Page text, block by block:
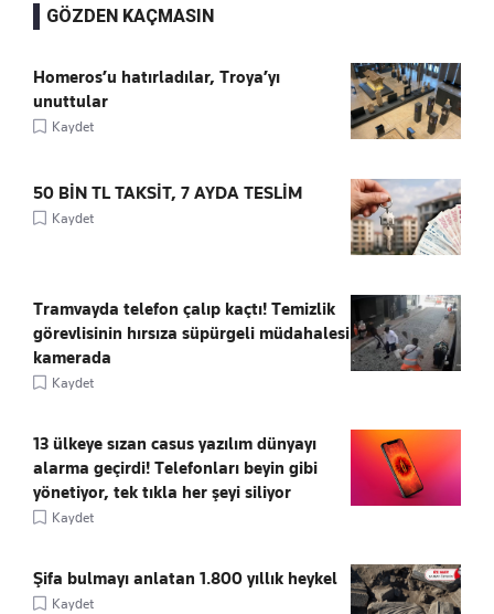
GÖZDEN KAÇMASIN
Homeros’u hatırladılar, Troya’yı
unuttular
Kaydet
50 BİN TL TAKSİT, 7 AYDA TESLİM
Kaydet
Tramvayda telefon çalıp kaçtı! Temizlik
görevlisinin hırsıza süpürgeli müdahalesi
kamerada
Kaydet
13 ülkeye sızan casus yazılım dünyayı
alarma geçirdi! Telefonları beyin gibi
yönetiyor, tek tıkla her şeyi siliyor
Kaydet
Şifa bulmayı anlatan 1.800 yıllık heykel
Kaydet